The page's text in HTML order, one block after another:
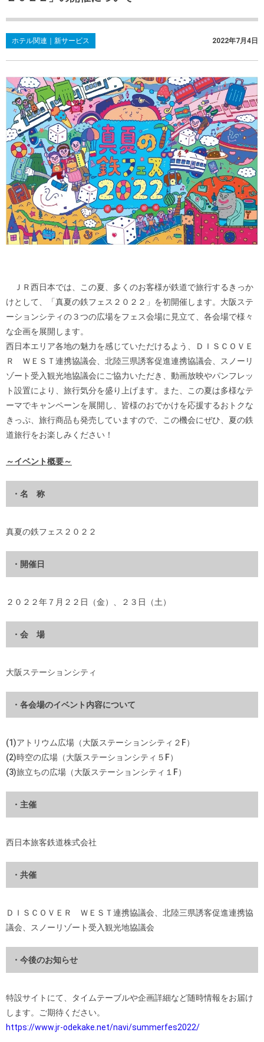
ホテル関連｜新サービス 2022年7月4日
ＪＲ西日本では、この夏、多くのお客様が鉄道で旅行するきっか
けとして、「真夏の鉄フェス２０２２」を初開催します。大阪ステ
ーションシティの３つの広場をフェス会場に見立て、各会場で様々
な企画を展開します。
西日本エリア各地の魅力を感じていただけるよう、ＤＩＳＣＯＶＥ
Ｒ ＷＥＳＴ連携協議会、北陸三県誘客促進連携協議会、スノーリ
ゾート受入観光地協議会にご協力いただき、動画放映やパンフレッ
ト設置により、旅行気分を盛り上げます。また、この夏は多様なテ
ーマでキャンペーンを展開し、皆様のおでかけを応援するおトクな
きっぷ、旅行商品も発売していますので、この機会にぜひ、夏の鉄
道旅行をお楽しみください！
～イベント概要～
・名 称
真夏の鉄フェス２０２２
・開催日
２０２２年７月２２日（金）、２３日（土）
・会 場
大阪ステーションシティ
・各会場のイベント内容について
(1)アトリウム広場（大阪ステーションシティ２F）
(2)時空の広場（大阪ステーションシティ５F）
(3)旅立ちの広場（大阪ステーションシティ１F）
・主催
西日本旅客鉄道株式会社
・共催
ＤＩＳＣＯＶＥＲ ＷＥＳＴ連携協議会、北陸三県誘客促進連携協
議会、スノーリゾート受入観光地協議会
・今後のお知らせ
特設サイトにて、タイムテーブルや企画詳細など随時情報をお届け
します。ご期待ください。
https://www.jr-odekake.net/navi/summerfes2022/